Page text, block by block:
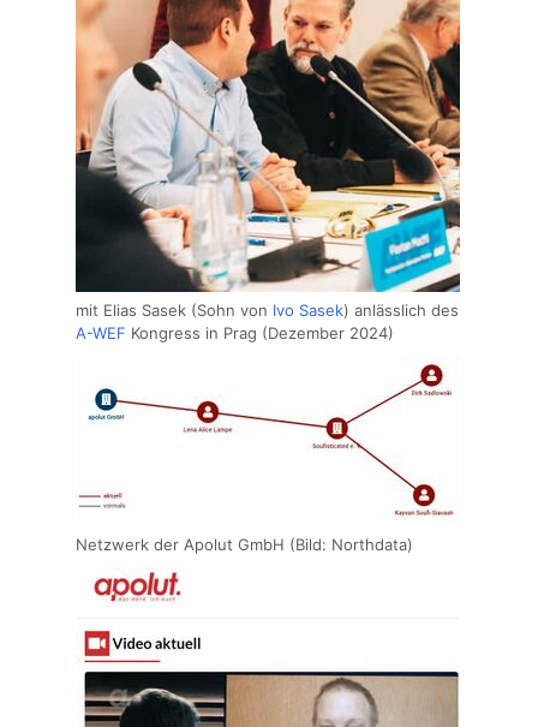
mit Elias Sasek (Sohn von Ivo Sasek) anlässlich des
A-WEF Kongress in Prag (Dezember 2024)
Netzwerk der Apolut GmbH (Bild: Northdata)